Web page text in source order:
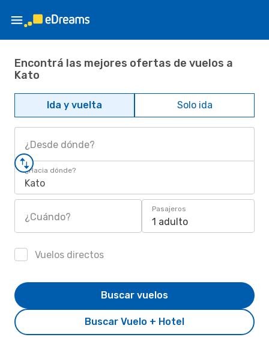
Encontrá las mejores ofertas de vuelos a
Kato
Ida y vuelta Solo ida
¿Desde dónde?
¿Hacia dónde?
Kato
¿Cuándo?
Pasajeros
1 adulto
Vuelos directos
Buscar Vuelo + Hotel
Buscar vuelos